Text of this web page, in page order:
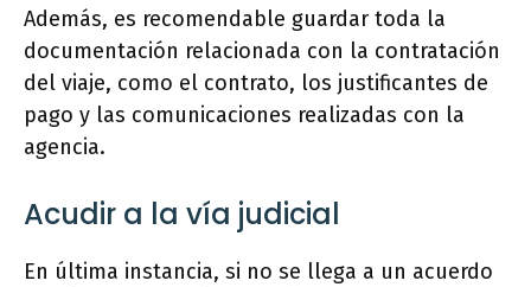
Además, es recomendable guardar toda la
documentación relacionada con la contratación
del viaje, como el contrato, los justificantes de
pago y las comunicaciones realizadas con la
agencia.
Acudir a la vía judicial
En última instancia, si no se llega a un acuerdo